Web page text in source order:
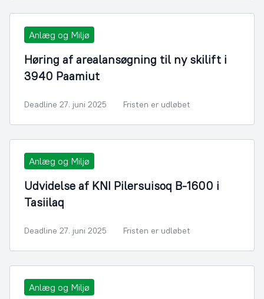
Anlæg og Miljø
Høring af arealansøgning til ny skilift i
3940 Paamiut
Deadline 27. juni 2025 Fristen er udløbet
Anlæg og Miljø
Udvidelse af KNI Pilersuisoq B-1600 i
Tasiilaq
Deadline 27. juni 2025 Fristen er udløbet
Anlæg og Miljø